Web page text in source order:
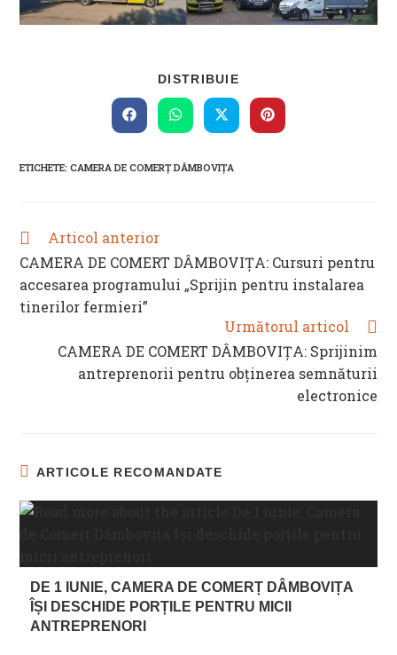
DISTRIBUIE
THIS
CONTENT
Opens
in
window
Opens
in
window
Opens
in
window
Opens
in
ETICHETE:CAMERA DE COMERȚ DÂMBOVIȚA
READ
ARTICLES
Articol anterior
CAMERA DE COMERT DÂMBOVIȚA: Cursuri pentru
accesarea programului „Sprijin pentru instalarea
tinerilor fermieri”
Următorul articol
CAMERA DE COMERT DÂMBOVIȚA: Sprijinim
antreprenorii pentru obținerea semnăturii
electronice
ARTICOLE RECOMANDATE
DE 1 IUNIE, CAMERA DE COMERȚ DÂMBOVIȚA
ÎȘI DESCHIDE PORȚILE PENTRU MICII
ANTREPRENORI